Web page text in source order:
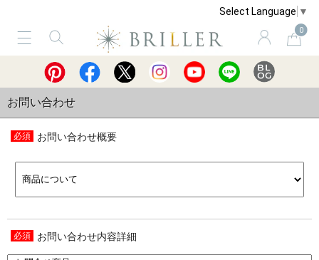
Select Language ▼
0
サービス ショッピングガイド 買取
お問い合わせ
お問い合わせ概要
お問い合わせ内容詳細